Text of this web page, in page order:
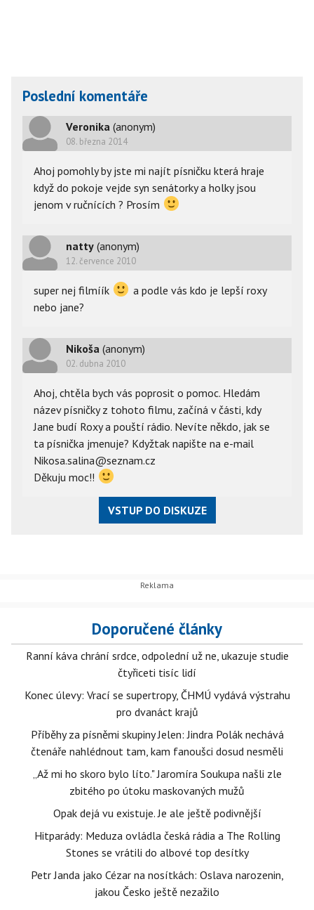
Poslední komentáře
Veronika (anonym)
08. března 2014
Ahoj pomohly by jste mi najít písničku která hraje
když do pokoje vejde syn senátorky a holky jsou
jenom v ručnících ? Prosím
natty (anonym)
12. července 2010
super nej filmíík
a podle vás kdo je lepší roxy
nebo jane?
Nikoša (anonym)
02. dubna 2010
Ahoj, chtěla bych vás poprosit o pomoc. Hledám
název písničky z tohoto filmu, začíná v části, kdy
Jane budí Roxy a pouští rádio. Nevíte někdo, jak se
ta písnička jmenuje? Kdyžtak napište na e-mail
Nikosa.salina@seznam.cz
Děkuju moc!!
VSTUP DO DISKUZE
Doporučené články
Ranní káva chrání srdce, odpolední už ne, ukazuje studie
čtyřiceti tisíc lidí
Konec úlevy: Vrací se supertropy, ČHMÚ vydává výstrahu
pro dvanáct krajů
Příběhy za písněmi skupiny Jelen: Jindra Polák nechává
čtenáře nahlédnout tam, kam fanoušci dosud nesměli
„Až mi ho skoro bylo líto." Jaromíra Soukupa našli zle
zbitého po útoku maskovaných mužů
Opak dejá vu existuje. Je ale ještě podivnější
Hitparády: Meduza ovládla česká rádia a The Rolling
Stones se vrátili do albové top desítky
Petr Janda jako Cézar na nosítkách: Oslava narozenin,
jakou Česko ještě nezažilo